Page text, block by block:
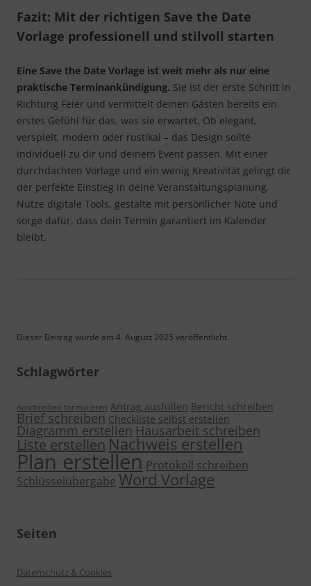
Fazit: Mit der richtigen Save the Date
Vorlage professionell und stilvoll starten
Eine Save the Date Vorlage ist weit mehr als nur eine
praktische Terminankündigung. Sie ist der erste Schritt in
Richtung Feier und vermittelt deinen Gästen bereits ein
erstes Gefühl für das, was sie erwartet. Ob elegant,
verspielt, modern oder rustikal – das Design sollte
individuell zu dir und deinem Event passen. Mit einer
durchdachten Vorlage und ein wenig Kreativität gelingt dir
der perfekte Einstieg in deine Veranstaltungsplanung.
Nutze digitale Tools, gestalte mit persönlicher Note und
sorge dafür, dass dein Termin garantiert im Kalender
bleibt.
Dieser Beitrag wurde am 4. August 2025 veröffentlicht.
Schlagwörter
Anschreiben formulieren Antrag ausfüllen Bericht schreiben
Brief schreiben Checkliste selbst erstellen
Diagramm erstellenHausarbeit schreiben
Liste erstellen Nachweis erstellen
Plan erstellen Protokoll schreiben
Schlüsselübergabe Word Vorlage
Seiten
Datenschutz & Cookies